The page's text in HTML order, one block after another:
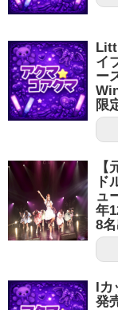
イ
ー
限
ド
ュ
年
8
Iカ
発